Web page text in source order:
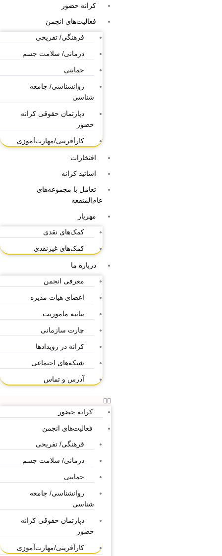
کرانه حضور
فعالیت‌های انجمن
فرهنگی/ تفریحی
درمانی/ سلامت جسم
حمایتی
روانشناسی/ جامعه
شناسی
دپارتمان حقوقی کرانه
حضور
کارآفرینی/مهارت‌آموزی
افتخارات
اساتید کرانه
تعامل با مجموعه‌های
عام‌المنفعه
مهریار
کمک‌های نقدی
کمک‌های غیرنقدی
درباره ما
معرفی انجمن
اعضای هیات مدیره
بیانیه ماموریت
چارت سازمانی
کرانه در رویدادها
شبکه‌های اجتماعی
آدرس و تماس
کرانه حضور
فعالیت‌های انجمن
فرهنگی/ تفریحی
درمانی/ سلامت جسم
حمایتی
روانشناسی/ جامعه
شناسی
دپارتمان حقوقی کرانه
حضور
کارآفرینی/مهارت‌آموزی